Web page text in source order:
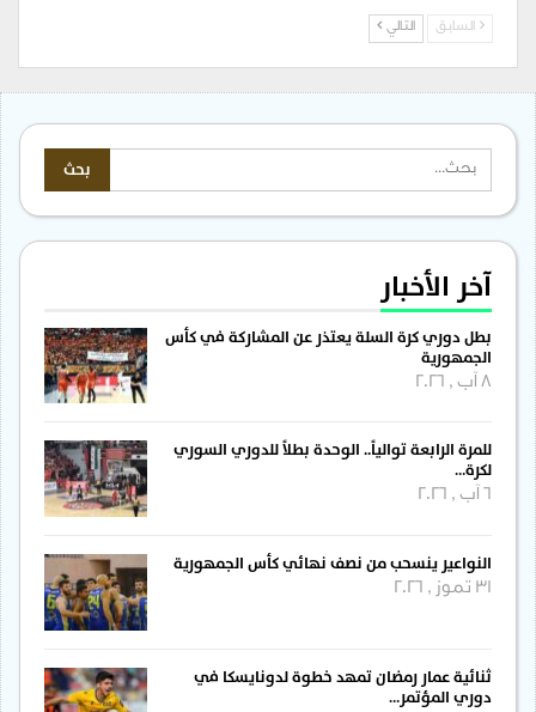
السابق التالي
آخر الأخبار
بطل دوري كرة السلة يعتذر عن المشاركة في كأس
الجمهورية
للمرة الرابعة توالياً.. الوحدة بطلاً للدوري السوري
لكرة…
النواعير ينسحب من نصف نهائي كأس الجمهورية
31 تموز , 2026
ثنائية عمار رمضان تمهد خطوة لدونايسكا في
دوري المؤتمر…